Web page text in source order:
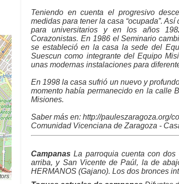
Teniendo en cuenta el progresivo
medidas para tener la casa “ocupada”.
para universitarios y en los años
Corazonistas. En 1986 el Seminario
se estableció en la casa la sede del
Suescun como integrante del Equipo
unas modernas instalaciones para
En 1998 la casa sufrió un nuevo y
momento había permanecido en la calle
Misiones.
Saber más en: http://pauleszaragoza.org/
Comunidad Vicenciana de Zaragoza -
Campanas La parroquia cuenta con
arriba, y San Vicente de Paúl, la de
HERMANOS (Gajano). Los dos bronces